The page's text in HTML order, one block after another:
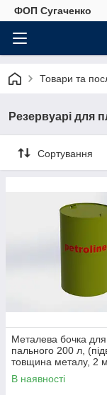
ФОП Сугаченко
Товари та
Резервуарі для
Сортування
Металева бочка для
пального 200 л,
товщина металу, 2
В наявності